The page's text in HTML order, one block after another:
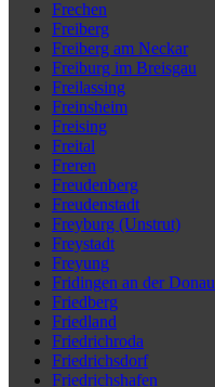
Frechen
Freiberg
Freiberg am Neckar
Freiburg im Breisgau
Freilassing
Freinsheim
Freising
Freital
Freren
Freudenberg
Freudenstadt
Freyburg (Unstrut)
Freystadt
Freyung
Fridingen an der Donau
Friedberg
Friedland
Friedrichroda
Friedrichsdorf
Friedrichshafen